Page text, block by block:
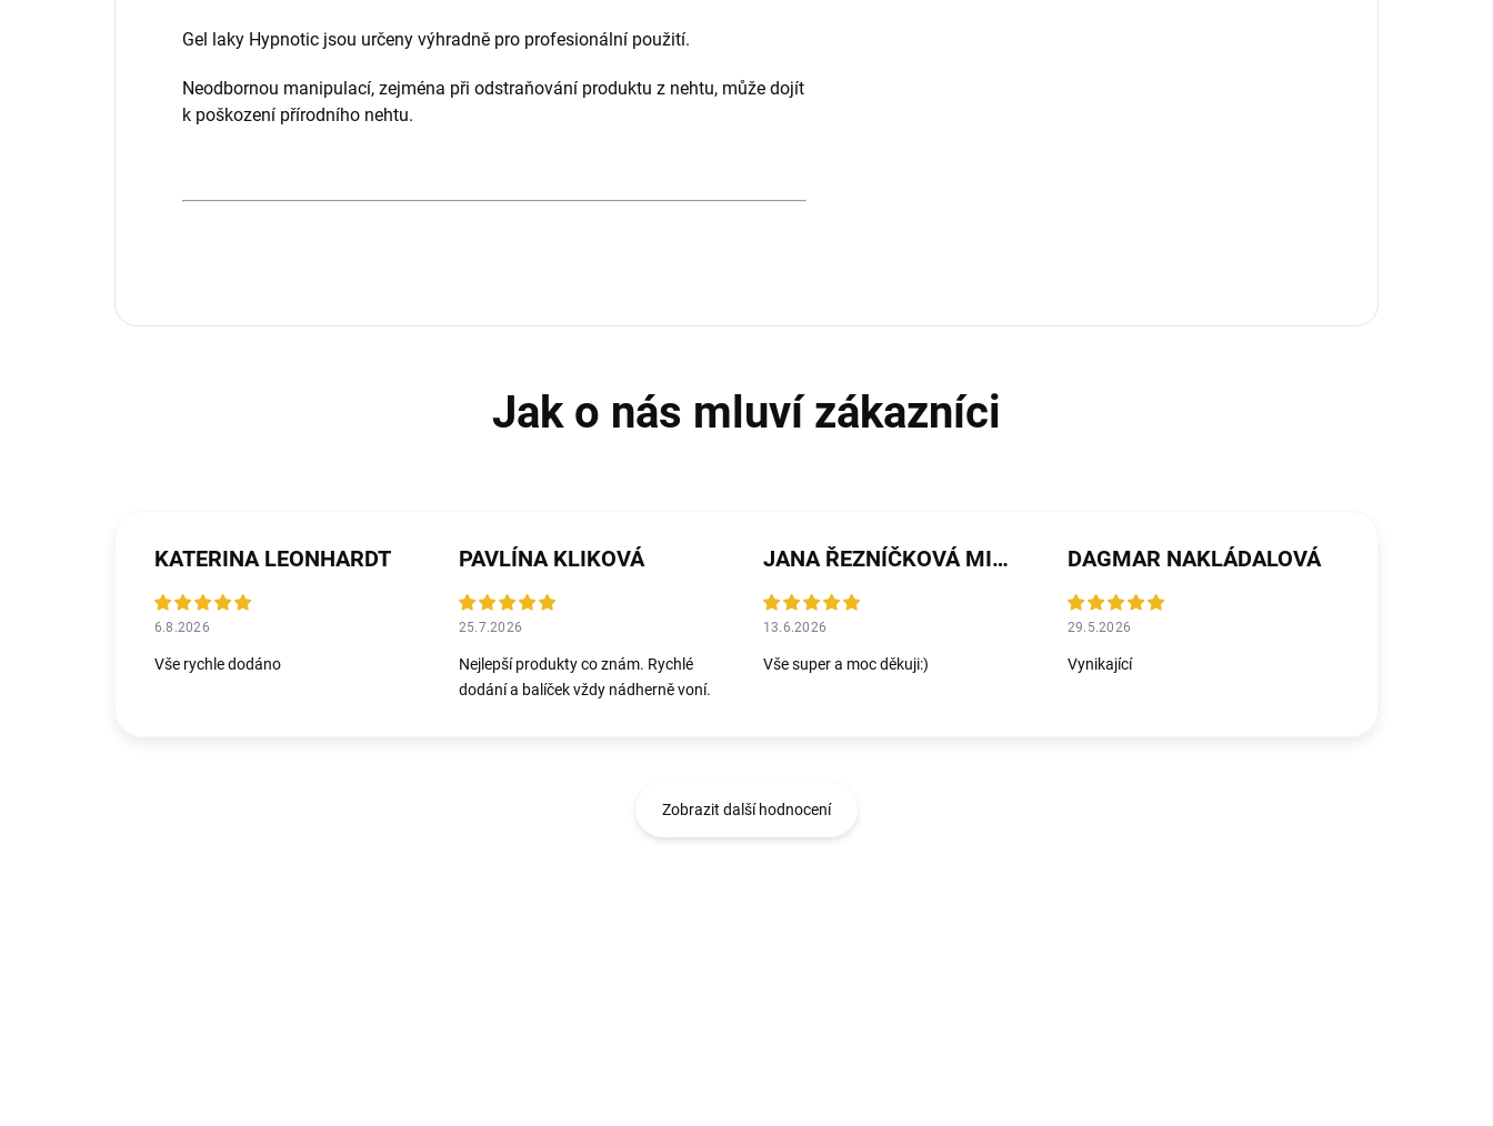
Gel laky Hypnotic jsou určeny výhradně pro profesionální použití.
Neodbornou manipulací, zejména při odstraňování produktu z nehtu, může dojít
k poškození přírodního nehtu.
KATERINA LEONHARDT
6.8.2026
Vše rychle dodáno
PAVLÍNA KLIKOVÁ
25.7.2026
Nejlepší produkty co znám. Rychlé
dodání a balíček vždy nádherně voní.
JANA ŘEZNÍČKOVÁ MICHALIČKOVÁ
13.6.2026
Vše super a moc děkuji:)
DAGMAR NAKLÁDALOVÁ
29.5.2026
Vynikající
Zobrazit další hodnocení